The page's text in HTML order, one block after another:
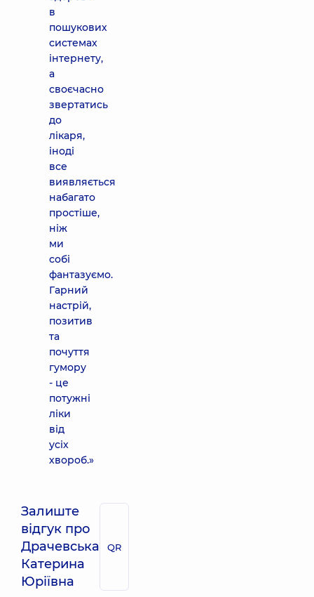
в
пошукових
системах
інтернету,
а
своєчасно
звертатись
до
лікаря,
іноді
все
виявляється
набагато
простіше,
ніж
ми
собі
фантазуємо.
Гарний
настрій,
позитив
та
почуття
гумору
- це
потужні
ліки
від
усіх
хвороб.»
Залиште
відгук про
Драчевська
Катерина
Юріївна
QR